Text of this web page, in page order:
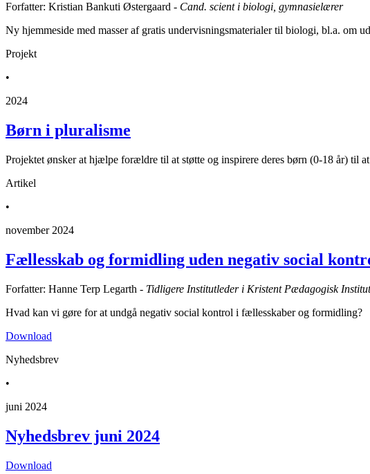
Forfatter: Kristian Bankuti Østergaard - Cand. scient i biologi, gymnasielærer
Ny hjemmeside med masser af gratis undervisningsmaterialer til biologi, bl.a. om
Projekt
•
2024
Børn i pluralisme
Projektet ønsker at hjælpe forældre til at støtte og inspirere deres børn (0-18 år) til
Artikel
•
november 2024
Fællesskab og formidling uden negativ social
Forfatter: Hanne Terp Legarth - Tidligere Institutleder i Kristent Pædagogisk Institut
Hvad kan vi gøre for at undgå negativ social kontrol i fællesskaber og formidling?
Download
Nyhedsbrev
•
juni 2024
Nyhedsbrev juni 2024
Download